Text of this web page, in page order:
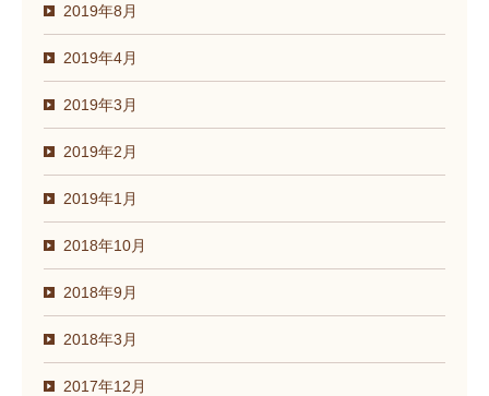
2019年8月
2019年4月
2019年3月
2019年2月
2019年1月
2018年10月
2018年9月
2018年3月
2017年12月